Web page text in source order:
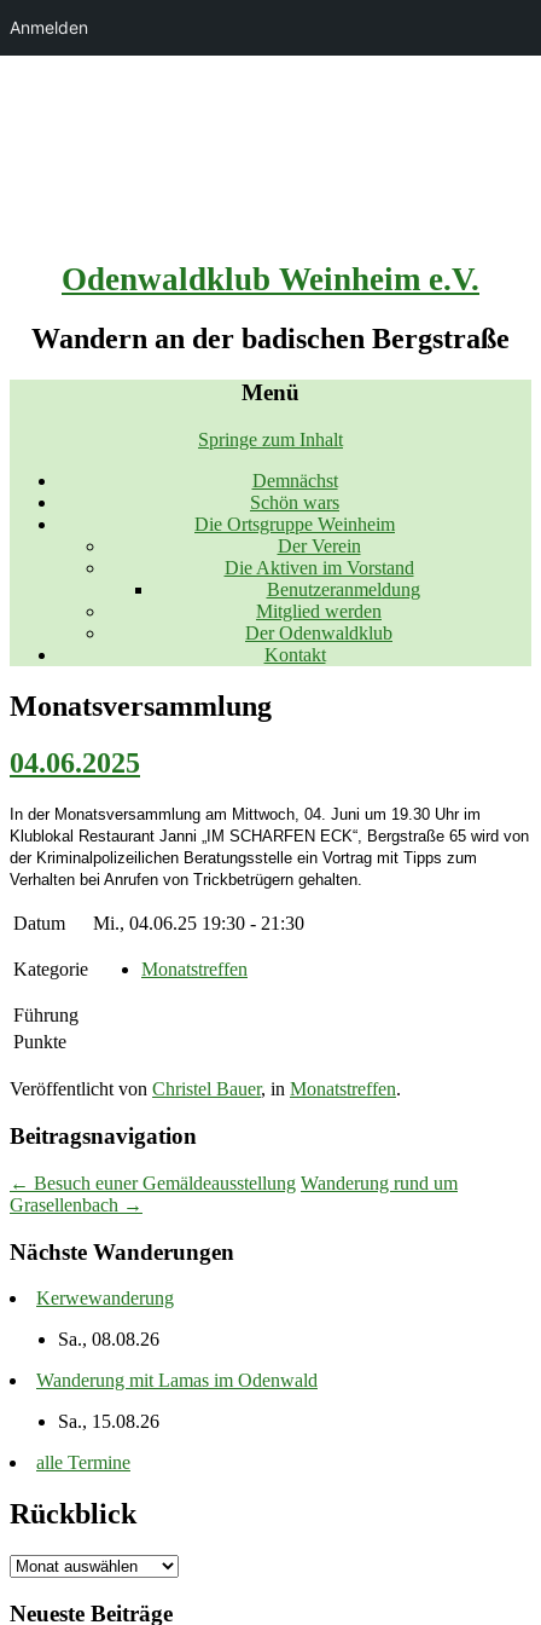
Odenwaldklub Weinheim e.V.
Wandern an der badischen Bergstraße
Menü
Springe zum Inhalt
Demnächst
Schön wars
Die Ortsgruppe Weinheim
Der Verein
Die Aktiven im Vorstand
Benutzeranmeldung
Mitglied werden
Der Odenwaldklub
Kontakt
Monatsversammlung
04.06.2025
In der Monatsversammlung am Mittwoch, 04. Juni um 19.30 Uhr im
Klublokal Restaurant Janni „IM SCHARFEN ECK“, Bergstraße 65 wird von
der Kriminalpolizeilichen Beratungsstelle ein Vortrag mit Tipps zum
Verhalten bei Anrufen von Trickbetrügern gehalten.
Datum Mi., 04.06.25 19:30 - 21:30
Kategorie Monatstreffen
Führung
Punkte
Veröffentlicht von Christel Bauer, in Monatstreffen.
Beitragsnavigation
← Besuch euner Gemäldeausstellung Wanderung rund um
Grasellenbach →
Nächste Wanderungen
Kerwewanderung
Sa., 08.08.26
Wanderung mit Lamas im Odenwald
Sa., 15.08.26
alle Termine
Rückblick
Rückblick
Neueste Beiträge
Anmelden